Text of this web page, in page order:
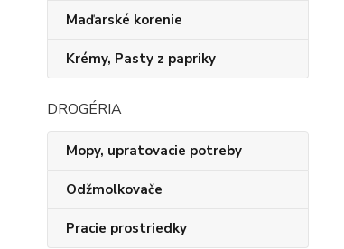
Maďarské korenie
Krémy, Pasty z papriky
DROGÉRIA
Mopy, upratovacie potreby
Odžmolkovače
Pracie prostriedky